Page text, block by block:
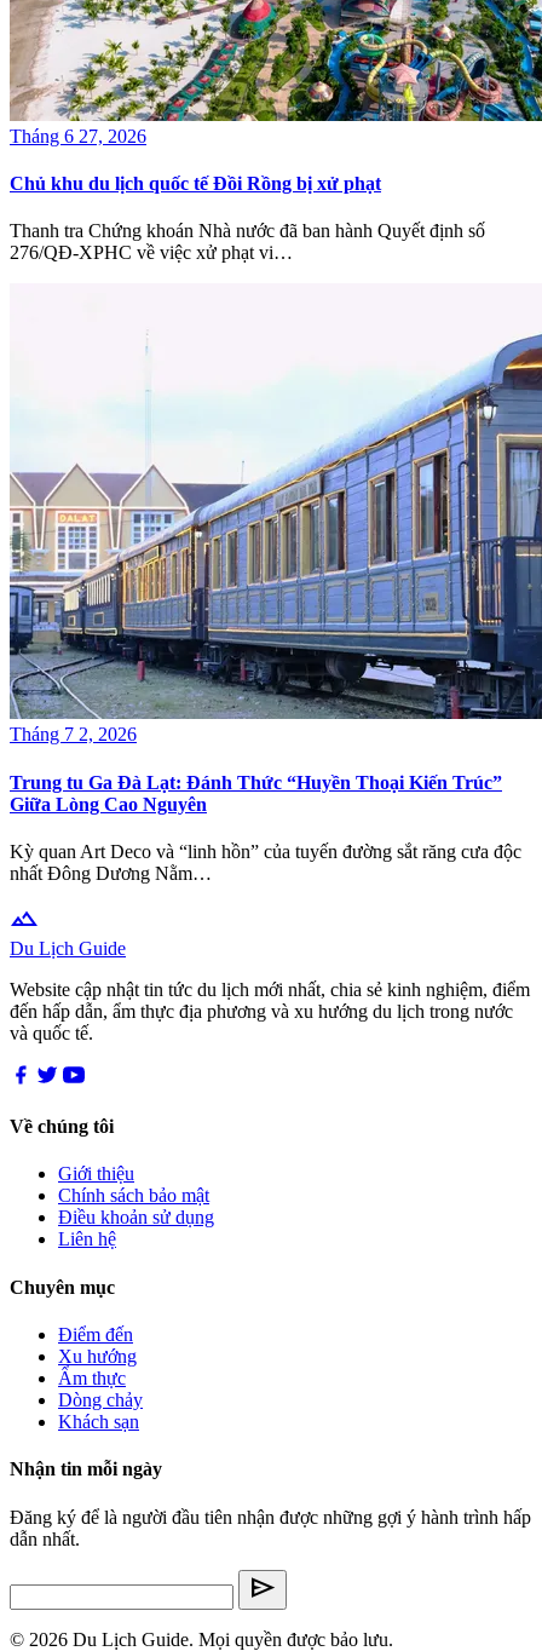
Tháng 6 27, 2026
Chủ khu du lịch quốc tế Đồi Rồng bị xử phạt
Thanh tra Chứng khoán Nhà nước đã ban hành Quyết định số
276/QĐ-XPHC về việc xử phạt vi…
Tháng 7 2, 2026
Trung tu Ga Đà Lạt: Đánh Thức “Huyền Thoại Kiến Trúc”
Giữa Lòng Cao Nguyên
Kỳ quan Art Deco và “linh hồn” của tuyến đường sắt răng cưa độc
nhất Đông Dương Nằm…
terrain
Du Lịch Guide
Website cập nhật tin tức du lịch mới nhất, chia sẻ kinh nghiệm, điểm
đến hấp dẫn, ẩm thực địa phương và xu hướng du lịch trong nước
và quốc tế.
Về chúng tôi
Giới thiệu
Chính sách bảo mật
Điều khoản sử dụng
Liên hệ
Chuyên mục
Điểm đến
Xu hướng
Ẩm thực
Dòng chảy
Khách sạn
Nhận tin mỗi ngày
Đăng ký để là người đầu tiên nhận được những gợi ý hành trình hấp
dẫn nhất.
send
© 2026 Du Lịch Guide. Mọi quyền được bảo lưu.